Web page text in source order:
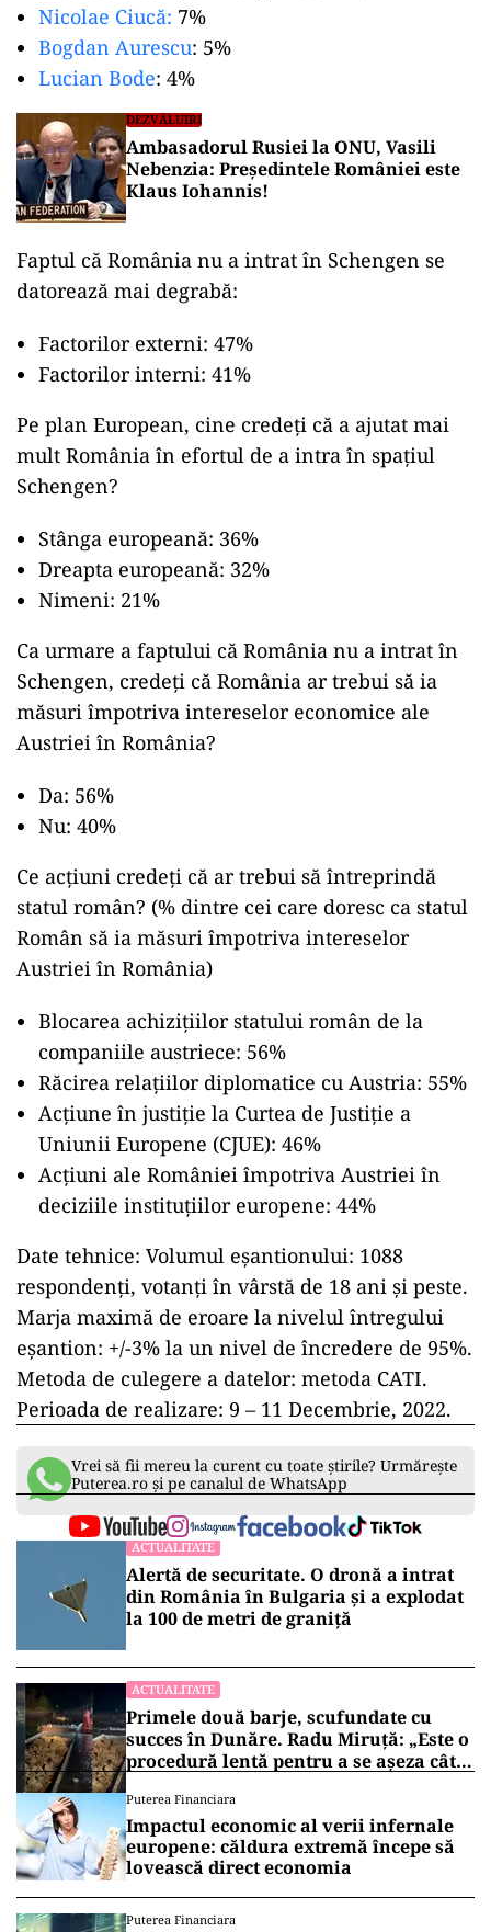
Nicolae Ciucă: 7%
Bogdan Aurescu: 5%
Lucian Bode: 4%
DEZVĂLUIRI
Ambasadorul Rusiei la ONU, Vasili
Nebenzia: Președintele României este
Klaus Iohannis!
Faptul că România nu a intrat în Schengen se
datorează mai degrabă:
Factorilor externi: 47%
Factorilor interni: 41%
Pe plan European, cine credeți că a ajutat mai
mult România în efortul de a intra în spațiul
Schengen?
Stânga europeană: 36%
Dreapta europeană: 32%
Nimeni: 21%
Ca urmare a faptului că România nu a intrat în
Schengen, credeți că România ar trebui să ia
măsuri împotriva intereselor economice ale
Austriei în România?
Da: 56%
Nu: 40%
Ce acțiuni credeți că ar trebui să întreprindă
statul român? (% dintre cei care doresc ca statul
Român să ia măsuri împotriva intereselor
Austriei în România)
Blocarea achizițiilor statului român de la
companiile austriece: 56%
Răcirea relațiilor diplomatice cu Austria: 55%
Acțiune în justiție la Curtea de Justiție a
Uniunii Europene (CJUE): 46%
Acțiuni ale României împotriva Austriei în
deciziile instituțiilor europene: 44%
Date tehnice: Volumul eşantionului: 1088
respondenţi, votanţi în vârstă de 18 ani şi peste.
Marja maximă de eroare la nivelul întregului
eșantion: +/-3% la un nivel de încredere de 95%.
Metoda de culegere a datelor: metoda CATI.
Perioada de realizare: 9 – 11 Decembrie, 2022.
Vrei să fii mereu la curent cu toate știrile? Urmărește
Puterea.ro și pe canalul de WhatsApp
ACTUALITATE
Alertă de securitate. O dronă a intrat
din România în Bulgaria şi a explodat
la 100 de metri de graniţă
ACTUALITATE
Primele două barje, scufundate cu
succes în Dunăre. Radu Miruță: „Este o
procedură lentă pentru a se așeza cât
Puterea Financiara
Impactul economic al verii infernale
europene: căldura extremă începe să
lovească direct economia
Puterea Financiara